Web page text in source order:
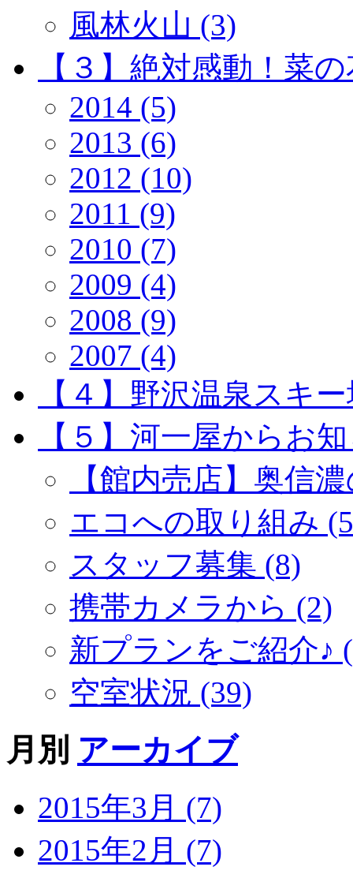
風林火山 (3)
【３】絶対感動！菜
2014 (5)
2013 (6)
2012 (10)
2011 (9)
2010 (7)
2009 (4)
2008 (9)
2007 (4)
【４】野沢温泉スキ
【５】河一屋からお
【館内売店】奥信
エコへの取り組み
スタッフ募集 (8)
携帯カメラから (2)
新プランをご紹介♪
空室状況 (39)
月別 アーカイブ
2015年3月 (7)
2015年2月 (7)